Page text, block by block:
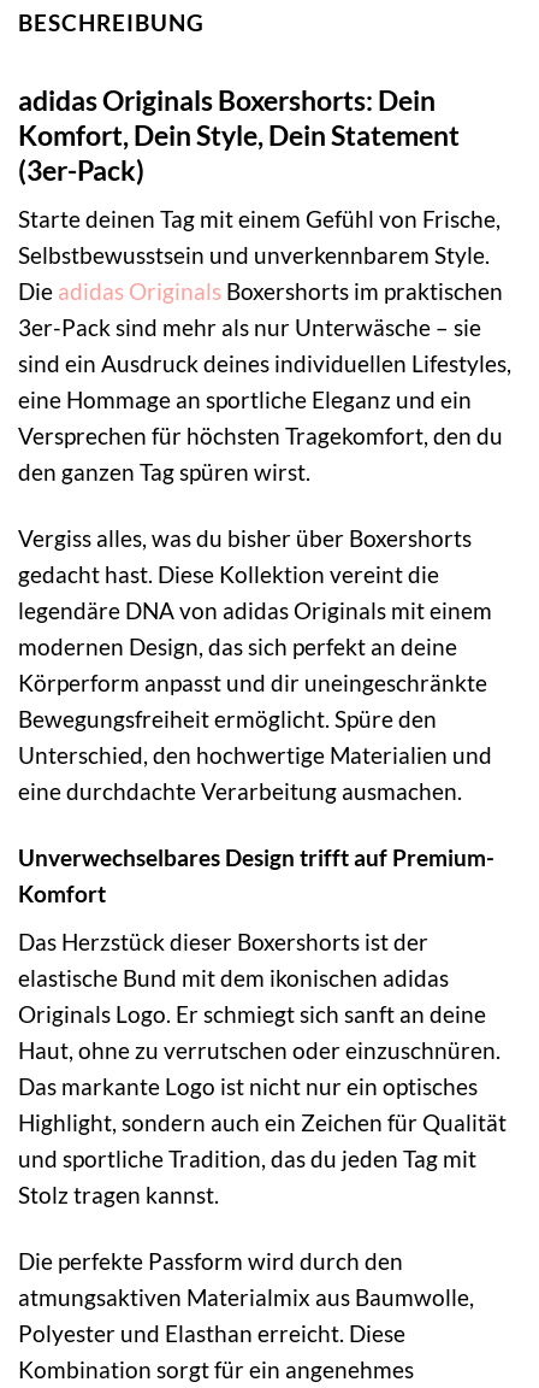
BESCHREIBUNG
adidas Originals Boxershorts: Dein
Komfort, Dein Style, Dein Statement
(3er-Pack)
Starte deinen Tag mit einem Gefühl von Frische,
Selbstbewusstsein und unverkennbarem Style.
Die adidas Originals Boxershorts im praktischen
3er-Pack sind mehr als nur Unterwäsche – sie
sind ein Ausdruck deines individuellen Lifestyles,
eine Hommage an sportliche Eleganz und ein
Versprechen für höchsten Tragekomfort, den du
den ganzen Tag spüren wirst.
Vergiss alles, was du bisher über Boxershorts
gedacht hast. Diese Kollektion vereint die
legendäre DNA von adidas Originals mit einem
modernen Design, das sich perfekt an deine
Körperform anpasst und dir uneingeschränkte
Bewegungsfreiheit ermöglicht. Spüre den
Unterschied, den hochwertige Materialien und
eine durchdachte Verarbeitung ausmachen.
Unverwechselbares Design trifft auf Premium-
Komfort
Das Herzstück dieser Boxershorts ist der
elastische Bund mit dem ikonischen adidas
Originals Logo. Er schmiegt sich sanft an deine
Haut, ohne zu verrutschen oder einzuschnüren.
Das markante Logo ist nicht nur ein optisches
Highlight, sondern auch ein Zeichen für Qualität
und sportliche Tradition, das du jeden Tag mit
Stolz tragen kannst.
Die perfekte Passform wird durch den
atmungsaktiven Materialmix aus Baumwolle,
Polyester und Elasthan erreicht. Diese
Kombination sorgt für ein angenehmes